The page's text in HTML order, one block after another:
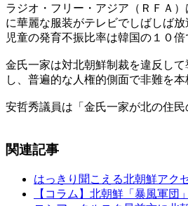
ラジオ・フリー・アジア（ＲＦＡ
に華麗な服装がテレビでしばしば
児童の発育不振比率は韓国の１０
金氏一家は対北朝鮮制裁を違反し
し、普遍的な人権的側面で非難を
安哲秀議員は「金氏一家が北の住
関連記事
はっきり聞こえる北朝鮮アク
【コラム】北朝鮮「暴風軍団